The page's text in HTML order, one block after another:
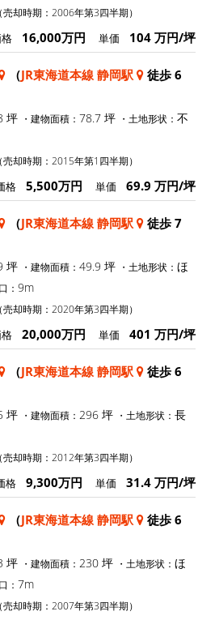
（売却時期：2006年第3四半期）
16,000万円 単価 104 万円/坪
（JR東海道本線 静岡駅
徒歩 6
坪 ・建物面積： 78.7 坪 ・土地形状： 不
（売却時期：2015年第1四半期）
格 5,500万円 単価 69.9 万円/坪
（JR東海道本線 静岡駅
徒歩 7
坪 ・建物面積： 49.9 坪 ・土地形状： ほ
： 9m
（売却時期：2020年第3四半期）
20,000万円 単価 401 万円/坪
（JR東海道本線 静岡駅
徒歩 6
坪 ・建物面積： 296 坪 ・土地形状： 長
（売却時期：2012年第3四半期）
格 9,300万円 単価 31.4 万円/坪
（JR東海道本線 静岡駅
徒歩 6
坪 ・建物面積： 230 坪 ・土地形状： ほ
： 7m
（売却時期：2007年第3四半期）